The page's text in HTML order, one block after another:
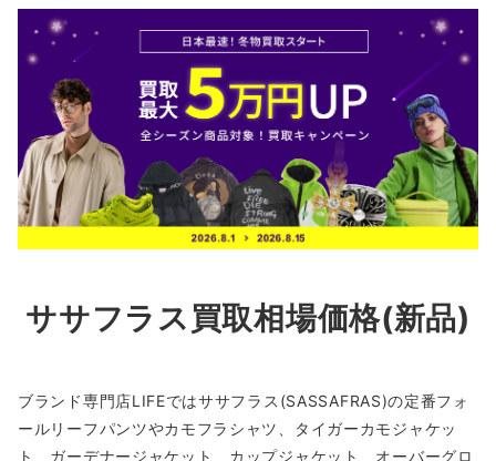
ササフラス買取相場価格(新品)
ブランド専門店LIFEではササフラス(SASSAFRAS)の定番フォ
ールリーフパンツやカモフラシャツ、タイガーカモジャケッ
ト、ガーデナージャケット、カップジャケット、オーバーグロ